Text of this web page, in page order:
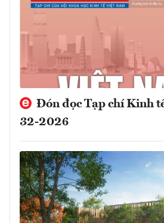
Đón đọc Tạp chí Kinh
32-2026